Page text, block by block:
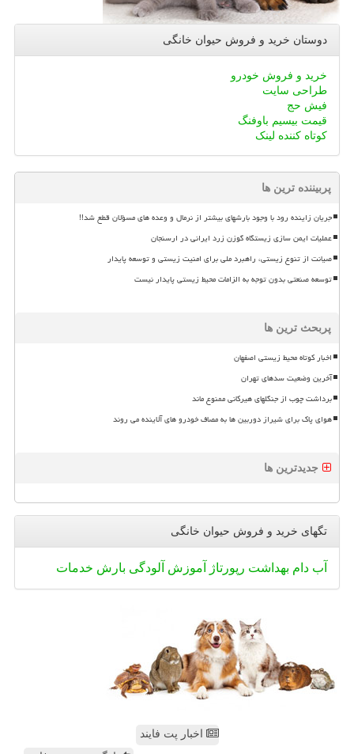
دوستان خرید و فروش حیوان خانگی
خرید و فروش خودرو
طراحی سایت
فیش حج
قیمت بیسیم باوفنگ
کوتاه کننده لینک
پربیننده ترین ها
جریان زاینده رود با وجود بارشهای بیشتر از نرمال و وعده های مسؤلان قطع شد!!
عملیات ایمن سازی زیستگاه گوزن زرد ایرانی در ارسنجان
صیانت از تنوع زیستی، راهبرد ملی برای امنیت زیستی و توسعه پایدار
توسعه صنعتی بدون توجه به الزامات محیط زیستی پایدار نیست
پربحث ترین ها
اخبار کوتاه محیط زیستی اصفهان
آخرین وضعیت سدهای تهران
برداشت چوب از جنگلهای هیرکانی ممنوع ماند
هوای پاک برای شیراز دوربین ها به مصاف خودرو های آلاینده می روند
جدیدترین ها
تگهای خرید و فروش حیوان خانگی
آب دام بهداشت رپورتاژ آموزش آلودگی بارش خدمات
اخبار پت فایند